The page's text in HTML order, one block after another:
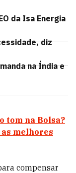
da Isa Energia
diz
na Índia e
tom na Bolsa?
melhores
compensar